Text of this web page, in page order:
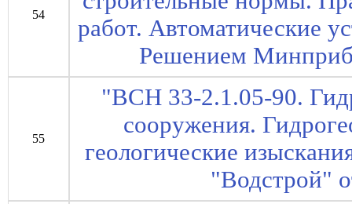
54
работ. Автоматические
Решением
55
"ВСН 33-2.1.05-90.
сооружения.
геологические
"Водстрой"